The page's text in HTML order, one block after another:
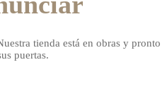
tienda está en obras y pronto
puertas.